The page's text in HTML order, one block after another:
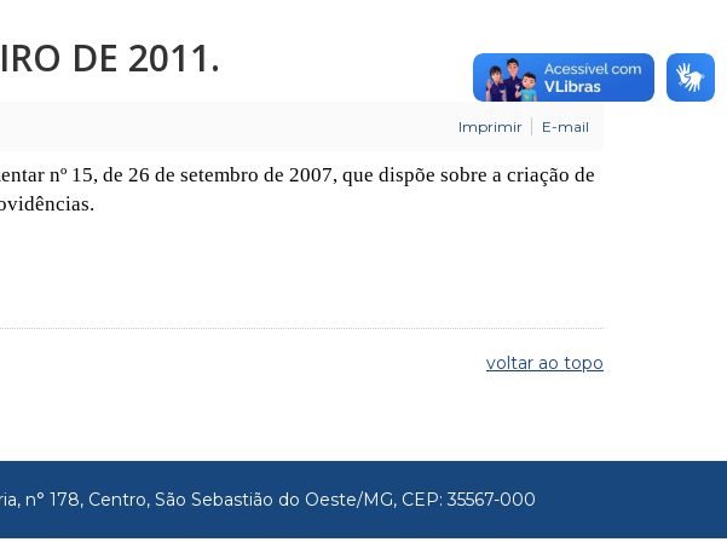
DE 2011.
Imprimir E-mail
nº 15, de 26 de setembro de 2007, que dispõe sobre a criação de
voltar ao topo
n° 178, Centro, São Sebastião do Oeste/MG, CEP: 35567-000